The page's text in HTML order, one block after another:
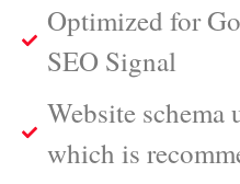
Optimized for
SEO Signal
Website
which is